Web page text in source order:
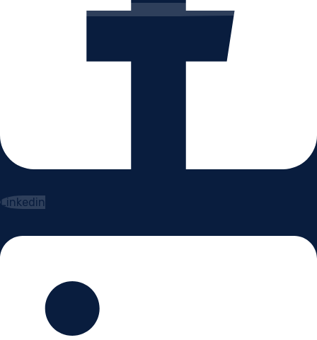
Linkedin